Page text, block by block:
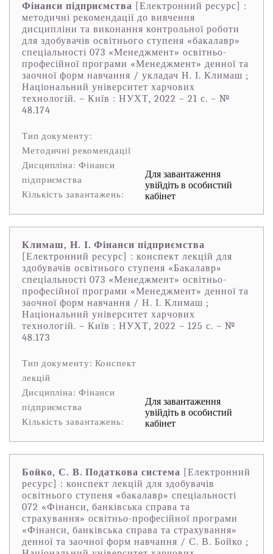
Фінанси підприємства [Електронний ресурс] :
методичні рекомендації до вивчення
дисципліни та виконання контрольної роботи
для здобувачів освітнього ступеня «бакалавр»
спеціальності 073 «Менеджмент» освітньо-
професійної програми «Менеджмент» денної та
заочної форм навчання / укладач Н. І. Климаш ;
Національний університет харчових
технологій. – Київ : НУХТ, 2022 – 21 с. – №
48.174
Тип документу:
Методичні рекомендації
Дисципліна: Фінанси
підприємства
Кількість завантажень:
Для завантаження
увійдіть в особистий
кабінет
Климаш, Н. І. Фінанси підприємства
[Електронний ресурс] : конспект лекцій для
здобувачів освітнього ступеня «Бакалавр»
спеціальності 073 «Менеджмент» освітньо-
професійної програми «Менеджмент» денної та
заочної форм навчання / Н. І. Климаш ;
Національний університет харчових
технологій. – Київ : НУХТ, 2022 – 125 с. – №
48.173
Тип документу: Конспект
лекцій
Дисципліна: Фінанси
підприємства
Кількість завантажень:
Для завантаження
увійдіть в особистий
кабінет
Бойко, С. В. Податкова система [Електронний
ресурс] : конспект лекцій для здобувачів
освітнього ступеня «бакалавр» спеціальності
072 «Фінанси, банківська справа та
страхування» освітньо-професійної програми
«Фінанси, банківська справа та страхування»
денної та заочної форм навчання / С. В. Бойко ;